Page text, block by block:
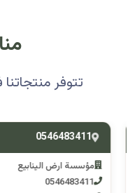
تتوفر منتجاتنا في
0546483411
مؤسسة ارض الينابيع
0546483411